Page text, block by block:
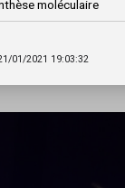
moléculaire
01/2021 19:03:32